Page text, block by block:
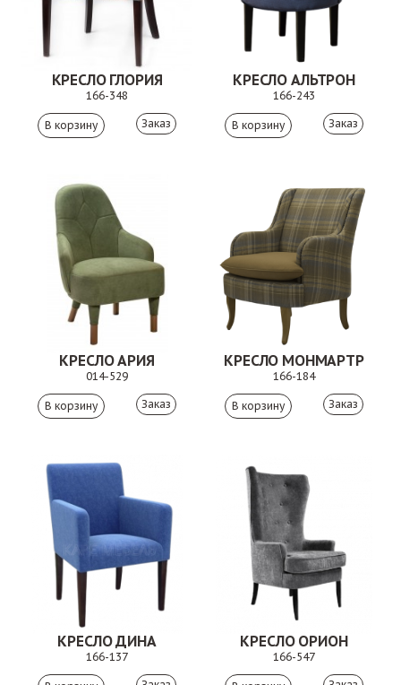
КРЕСЛО ГЛОРИЯ
166-348
Заказ
КРЕСЛО АЛЬТРОН
166-243
Заказ
КРЕСЛО АРИЯ
014-529
Заказ
КРЕСЛО МОНМАРТР
166-184
Заказ
КРЕСЛО ДИНА
166-137
КРЕСЛО ОРИОН
166-547